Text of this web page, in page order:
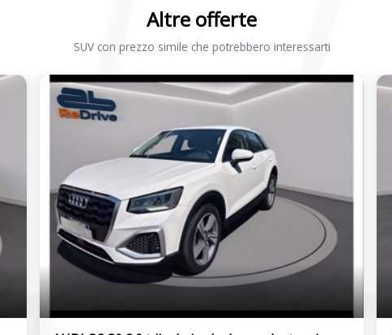
Altre offerte
SUV con prezzo simile che potrebbero interessarti